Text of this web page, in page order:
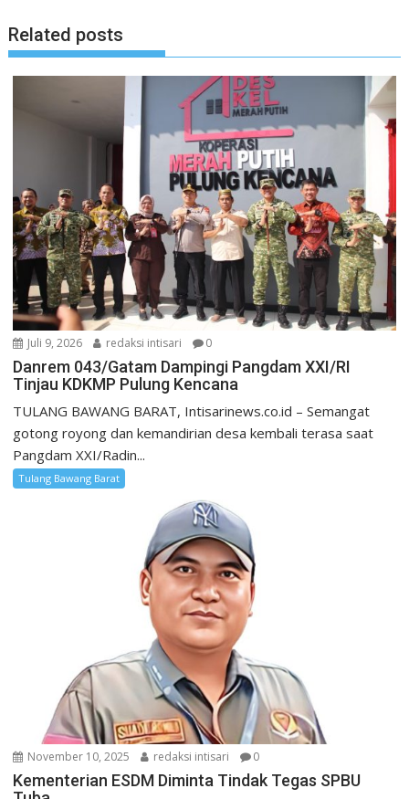
Related posts
Juli 9, 2026 redaksi intisari 0
Danrem 043/Gatam Dampingi Pangdam XXI/RI
Tinjau KDKMP Pulung Kencana
TULANG BAWANG BARAT, Intisarinews.co.id – Semangat
gotong royong dan kemandirian desa kembali terasa saat
Pangdam XXI/Radin...
Tulang Bawang Barat
November 10, 2025 redaksi intisari 0
Kementerian ESDM Diminta Tindak Tegas SPBU